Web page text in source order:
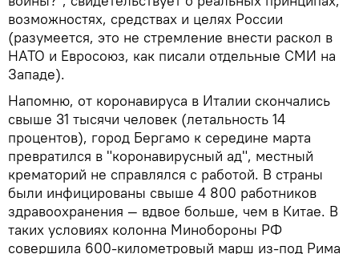
возможностях, средствах и целях России
(разумеется, это не стремление внести раскол в
НАТО и Евросоюз, как писали отдельные СМИ на
Западе).
Напомню, от коронавируса в Италии скончались
свыше 31 тысячи человек (летальность 14
процентов), город Бергамо к середине марта
превратился в "коронавирусный ад", местный
крематорий не справлялся с работой. В страны
были инфицированы свыше 4 800 работников
здравоохранения — вдвое больше, чем в Китае. В
таких условиях колонна Минобороны РФ
совершила 600-километровый марш из-под Рима